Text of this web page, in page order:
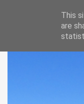
This
are